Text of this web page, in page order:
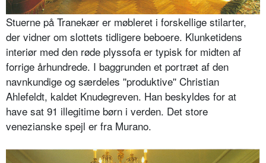
Stuerne på Tranekær er møbleret i forskellige stilarter,
der vidner om slottets tidligere beboere. Klunketidens
interiør med den røde plyssofa er typisk for midten af
forrige århundrede. I baggrunden et portræt af den
navnkundige og særdeles ''produktive'' Christian
Ahlefeldt, kaldet Knudegreven. Han beskyldes for at
have sat 91 illegitime børn i verden. Det store
venezianske spejl er fra Murano.